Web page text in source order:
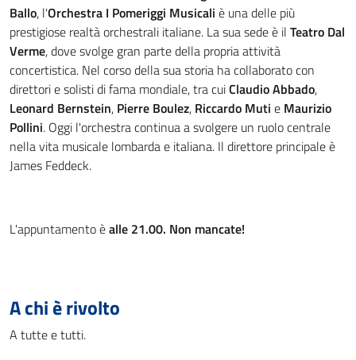
Ballo, l'Orchestra I Pomeriggi Musicali è una delle più
prestigiose realtà orchestrali italiane. La sua sede è il Teatro Dal
Verme, dove svolge gran parte della propria attività
concertistica. Nel corso della sua storia ha collaborato con
direttori e solisti di fama mondiale, tra cuiClaudio Abbado,
Leonard Bernstein, Pierre Boulez, Riccardo Muti e Maurizio
Pollini. Oggi l'orchestra continua a svolgere un ruolo centrale
nella vita musicale lombarda e italiana. Il direttore principale è
James Feddeck.
L'appuntamento èalle 21.00. Non mancate!
A chi è rivolto
A tutte e tutti.